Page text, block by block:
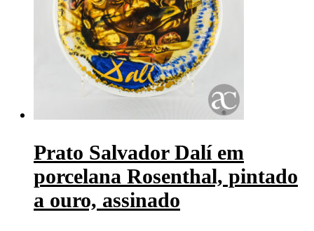
Prato Salvador Dalí em
porcelana Rosenthal, pintado
a ouro, assinado